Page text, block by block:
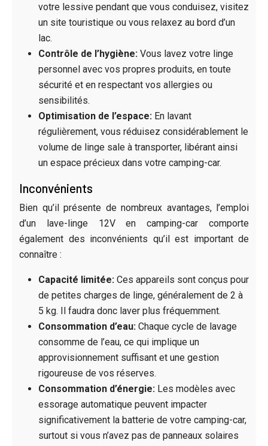
votre lessive pendant que vous conduisez, visitez
un site touristique ou vous relaxez au bord d’un
lac.
Contrôle de l’hygiène: Vous lavez votre linge
personnel avec vos propres produits, en toute
sécurité et en respectant vos allergies ou
sensibilités.
Optimisation de l’espace: En lavant
régulièrement, vous réduisez considérablement le
volume de linge sale à transporter, libérant ainsi
un espace précieux dans votre camping-car.
Inconvénients
Bien qu’il présente de nombreux avantages, l’emploi
d’un lave-linge 12V en camping-car comporte
également des inconvénients qu’il est important de
connaître :
Capacité limitée: Ces appareils sont conçus pour
de petites charges de linge, généralement de 2 à
5 kg. Il faudra donc laver plus fréquemment.
Consommation d’eau: Chaque cycle de lavage
consomme de l’eau, ce qui implique un
approvisionnement suffisant et une gestion
rigoureuse de vos réserves.
Consommation d’énergie: Les modèles avec
essorage automatique peuvent impacter
significativement la batterie de votre camping-car,
surtout si vous n’avez pas de panneaux solaires